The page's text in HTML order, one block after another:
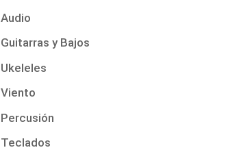
Audio
Guitarras y Bajos
Ukeleles
Viento
Percusión
Teclados